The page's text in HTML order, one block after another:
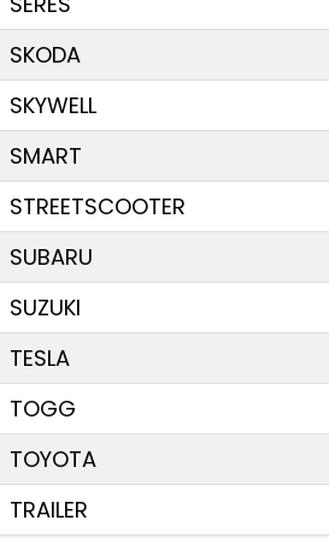
SKODA
SKYWELL
SMART
STREETSCOOTER
SUBARU
SUZUKI
TESLA
TOGG
TOYOTA
TRAILER